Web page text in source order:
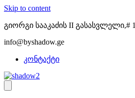
Skip to content
გიორგი სააკაძის II გასასვლელი,# 1
info@byshadow.ge
კონტაქტი